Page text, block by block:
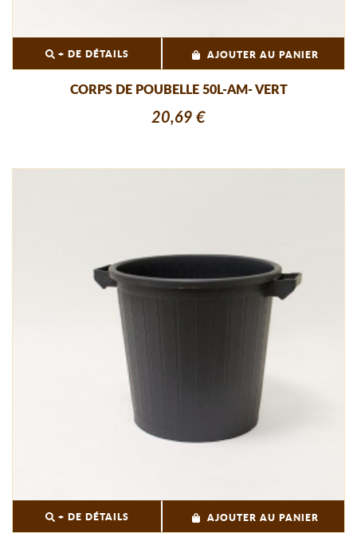
+ DE DÉTAILS AJOUTER AU PANIER
CORPS DE POUBELLE 50L-AM- VERT
20,69 €
+ DE DÉTAILS AJOUTER AU PANIER